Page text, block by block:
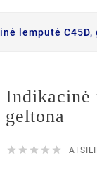
lemputė C45D,
Indikacinė
geltona
    